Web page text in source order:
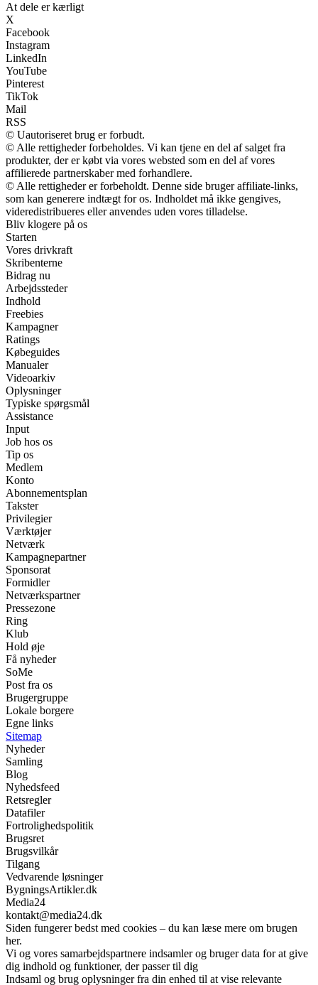
At dele er kærligt
X
Facebook
Instagram
LinkedIn
YouTube
Pinterest
TikTok
Mail
RSS
© Uautoriseret brug er forbudt.
© Alle rettigheder forbeholdes. Vi kan tjene en del af salget fra
produkter, der er købt via vores websted som en del af vores
affilierede partnerskaber med forhandlere.
© Alle rettigheder er forbeholdt. Denne side bruger affiliate-links,
som kan generere indtægt for os. Indholdet må ikke gengives,
videredistribueres eller anvendes uden vores tilladelse.
Bliv klogere på os
Starten
Vores drivkraft
Skribenterne
Bidrag nu
Arbejdssteder
Indhold
Freebies
Kampagner
Ratings
Købeguides
Manualer
Videoarkiv
Oplysninger
Typiske spørgsmål
Assistance
Input
Job hos os
Tip os
Medlem
Konto
Abonnementsplan
Takster
Privilegier
Værktøjer
Netværk
Kampagnepartner
Sponsorat
Formidler
Netværkspartner
Pressezone
Ring
Klub
Hold øje
Få nyheder
SoMe
Post fra os
Brugergruppe
Lokale borgere
Egne links
Sitemap
Nyheder
Samling
Blog
Nyhedsfeed
Retsregler
Datafiler
Fortrolighedspolitik
Brugsret
Brugsvilkår
Tilgang
Vedvarende løsninger
BygningsArtikler.dk
Media24
kontakt@media24.dk
Siden fungerer bedst med cookies – du kan læse mere om brugen
her.
Vi og vores samarbejdspartnere indsamler og bruger data for at give
dig indhold og funktioner, der passer til dig
Indsaml og brug oplysninger fra din enhed til at vise relevante